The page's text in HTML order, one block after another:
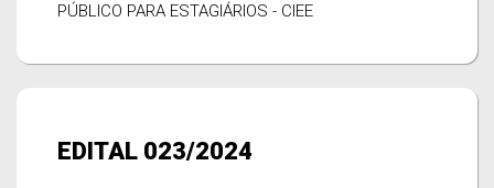
PÚBLICO PARA ESTAGIÁRIOS - CIEE
EDITAL 023/2024